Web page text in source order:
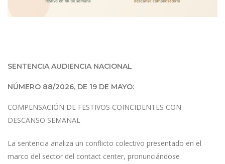
SENTENCIA AUDIENCIA NACIONAL
NÚMERO 88/2026, DE 19 DE MAYO:
COMPENSACIÓN DE FESTIVOS COINCIDENTES CON
DESCANSO SEMANAL
La sentencia analiza un conflicto colectivo presentado en el
marco del sector del contact center, pronunciándose